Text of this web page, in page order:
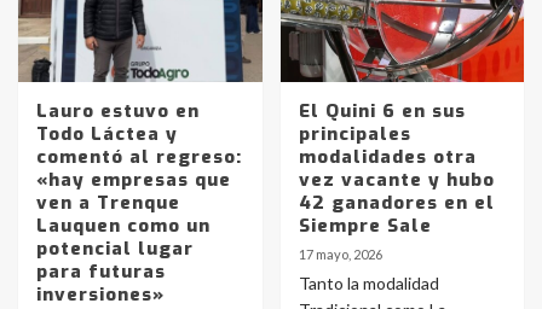
Lauro estuvo en
Todo Láctea y
comentó al regreso:
«hay empresas que
ven a Trenque
Lauquen como un
potencial lugar
para futuras
inversiones»
El Quini 6 en sus
principales
modalidades otra
vez vacante y hubo
42 ganadores en el
Siempre Sale
17 mayo, 2026
Tanto la modalidad